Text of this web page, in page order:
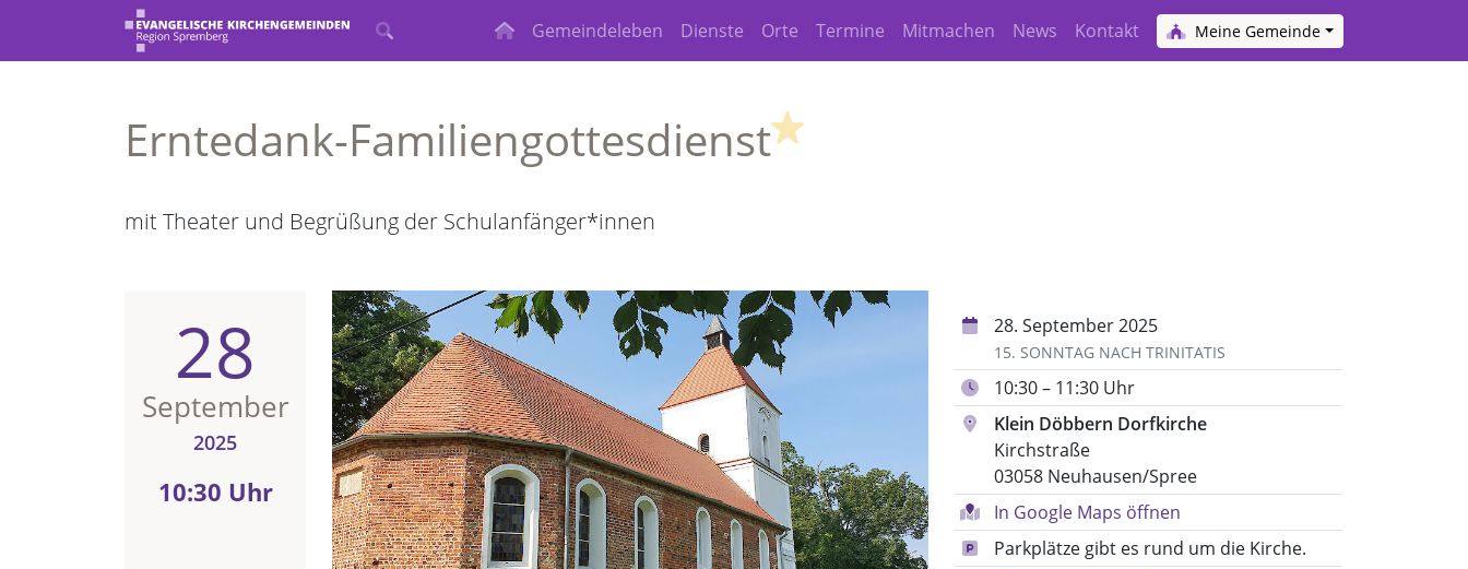
Gemeindeleben Dienste Orte Termine Mitmachen News Kontakt Meine Gemeinde
Erntedank-Familiengottesdienst
mit Theater und Begrüßung der Schulanfänger*innen
28
September
2025
10:30 Uhr
28. September 2025
15. SONNTAG NACH TRINITATIS
10:30 – 11:30 Uhr
Klein Döbbern Dorfkirche
Kirchstraße
03058 Neuhausen/Spree
In Google Maps öffnen
Parkplätze gibt es rund um die Kirche.